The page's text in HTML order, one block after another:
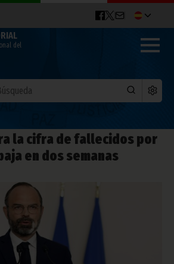
del
la cifra de fallecidos por
en dos semanas